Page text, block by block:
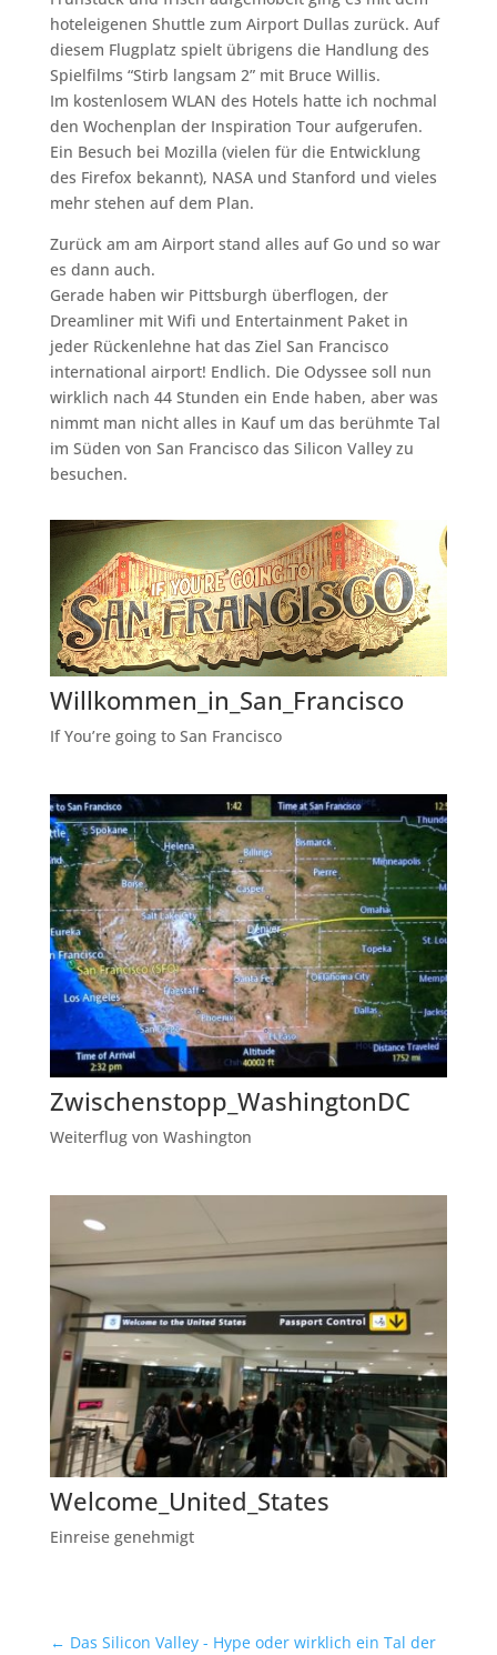
hoteleigenen Shuttle zum Airport Dullas zurück. Auf
diesem Flugplatz spielt übrigens die Handlung des
Spielfilms “Stirb langsam 2” mit Bruce Willis.
Im kostenlosem WLAN des Hotels hatte ich nochmal
den Wochenplan der Inspiration Tour aufgerufen.
Ein Besuch bei Mozilla (vielen für die Entwicklung
des Firefox bekannt), NASA und Stanford und vieles
mehr stehen auf dem Plan.
Zurück am am Airport stand alles auf Go und so war
es dann auch.
Gerade haben wir Pittsburgh überflogen, der
Dreamliner mit Wifi und Entertainment Paket in
jeder Rückenlehne hat das Ziel San Francisco
international airport! Endlich. Die Odyssee soll nun
wirklich nach 44 Stunden ein Ende haben, aber was
nimmt man nicht alles in Kauf um das berühmte Tal
im Süden von San Francisco das Silicon Valley zu
besuchen.
Willkommen_in_San_Francisco
If You’re going to San Francisco
Zwischenstopp_WashingtonDC
Weiterflug von Washington
Welcome_United_States
Einreise genehmigt
← Das Silicon Valley - Hype oder wirklich ein Tal der